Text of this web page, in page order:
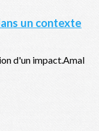
un contexte
d'un impact.Amal